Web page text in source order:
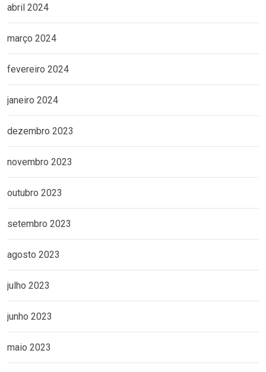
abril 2024
março 2024
fevereiro 2024
janeiro 2024
dezembro 2023
novembro 2023
outubro 2023
setembro 2023
agosto 2023
julho 2023
junho 2023
maio 2023